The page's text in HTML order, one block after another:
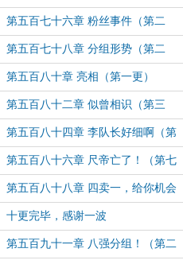
更）（为嗥乚万赏加更）
第五百七十六章 粉丝事件（第二
更）
第五百七十八章 分组形势（第二
更）
第五百八十章 亮相（第一更）
第五百八十二章 似曾相识（第三
更！）
第五百八十四章 李队长好细啊（第
五更！）
第五百八十六章 尺帝亡了！（第七
更！）
第五百八十八章 四卖一，给你机会
又如何？！（第九更！）
十更完毕，感谢一波
第五百九十一章 八强分组！（第二